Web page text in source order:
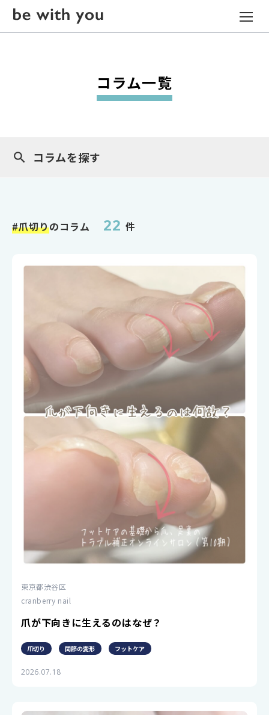
コラム一覧
#爪切りのコラム 22 件
東京都渋谷区
cranberry nail
爪が下向きに生えるのはなぜ？
爪切り 関節の変形 フットケア
2026.07.18
コラムを探す